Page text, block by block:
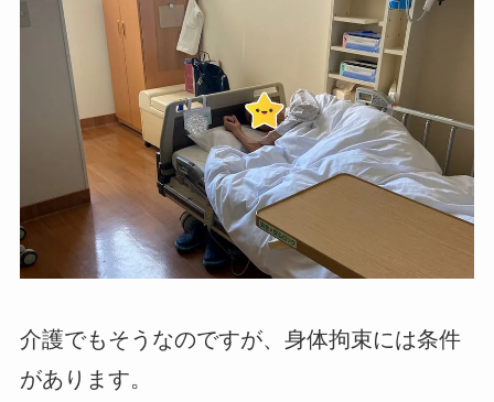
介護でもそうなのですが、身体拘束には条件
があります。